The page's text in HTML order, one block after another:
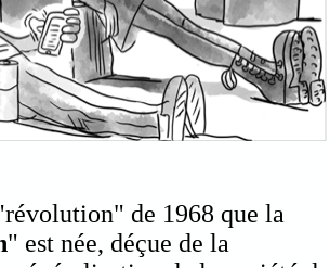
de 1968 que la
" est née, déçue de la